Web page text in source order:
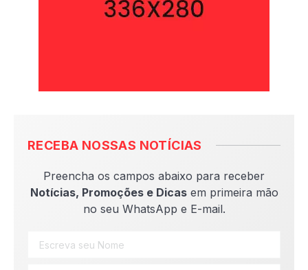
RECEBA NOSSAS NOTÍCIAS
Preencha os campos abaixo para receber
Notícias, Promoções e Dicasem primeira mão
no seu WhatsApp e E-mail.